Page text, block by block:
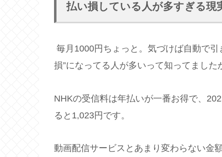
払い損している人が多すぎる現
毎月1000円ちょっと。気づけば自動で
損”になってる人が多いって知ってました
NHKの受信料は年払いが一番お得で、
ると1,023円です。
動画配信サービスとあまり変わらない金